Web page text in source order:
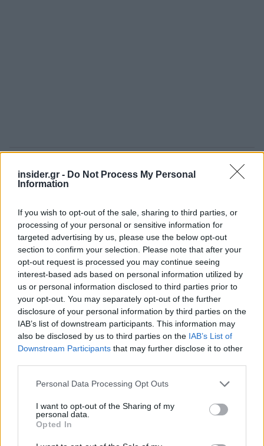
insider.gr - Do Not Process My Personal
Information
If you wish to opt-out of the sale, sharing to third parties, or
processing of your personal or sensitive information for
targeted advertising by us, please use the below opt-out
section to confirm your selection. Please note that after your
opt-out request is processed you may continue seeing
interest-based ads based on personal information utilized by
us or personal information disclosed to third parties prior to
your opt-out. You may separately opt-out of the further
disclosure of your personal information by third parties on the
IAB’s list of downstream participants. This information may
also be disclosed by us to third parties on the IAB’s List of
Downstream Participants that may further disclose it to other
Please note that this website/app uses one or more Google
not limited to your visit or usage behaviour. You may click to
grant or deny consent to Google and its third-party tags to
use your data for below specified purposes in below Google
consent section.
Personal Data Processing Opt Outs
I want to opt-out of the Sharing of my
personal data.
Opted In
«Το ολονύκτιο sell-off στα διεθνή χρηματιστήρια
πυροδοτήθηκε από μια σειρά "
τραπεζών, που επαναφέραν δυναμικά στο
τραπέζι τις προσδοκίες για αυξήσεις επιτοκίων
τους επόμενους μήνες», επεσήμανε σύμφωνα με
το Bloomberg, o Τόνι Σίκαμορ, αναλυτής της IG
Markets. Παράλληλα, τα ανταλλακτήρια Gemini
Space Station Inc. και Crypto.com ανακοίνωσαν
περικοπές θέσεων εργασίας, επικαλούμενα την
επίδραση της τεχνητής νοημοσύνης.